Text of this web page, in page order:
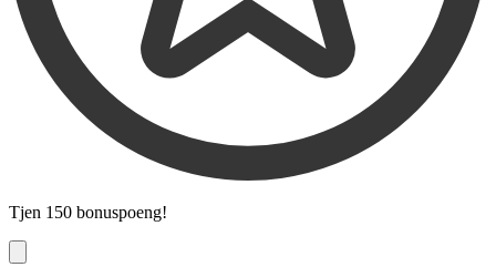
Tjen 150 bonuspoeng!